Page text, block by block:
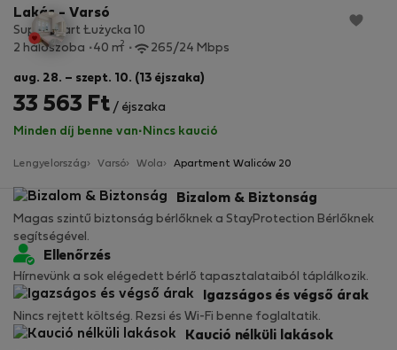
Lakás - Varsó
SuperApart Łużycka 10
2 hálószoba
40 m2 265/24 Mbps
aug. 28. – szept. 10. (13 éjszaka)
33 563 Ft / éjszaka
Minden díj benne van· Nincs kaució
Lengyelország Varsó Wola Apartment Waliców 20
Bizalom & Biztonság
Magas szintű biztonság bérlőknek a StayProtection Bérlőknek
segítségével.
Ellenőrzés
Hírnevünk a sok elégedett bérlő tapasztalataiból táplálkozik.
Igazságos és végső árak
Nincs rejtett költség. Rezsi és Wi-Fi benne foglaltatik.
Kaució nélküli lakások